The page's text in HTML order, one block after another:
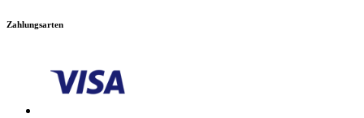
Zahlungsarten